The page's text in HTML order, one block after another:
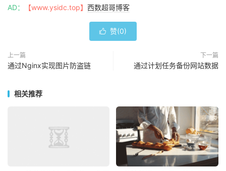
AD： 【www.ysidc.top】 西数超哥博客
 赞(0)
上一篇
通过Nginx实现图片防盗链
下一篇
通过计划任务备份网站数据
相关推荐